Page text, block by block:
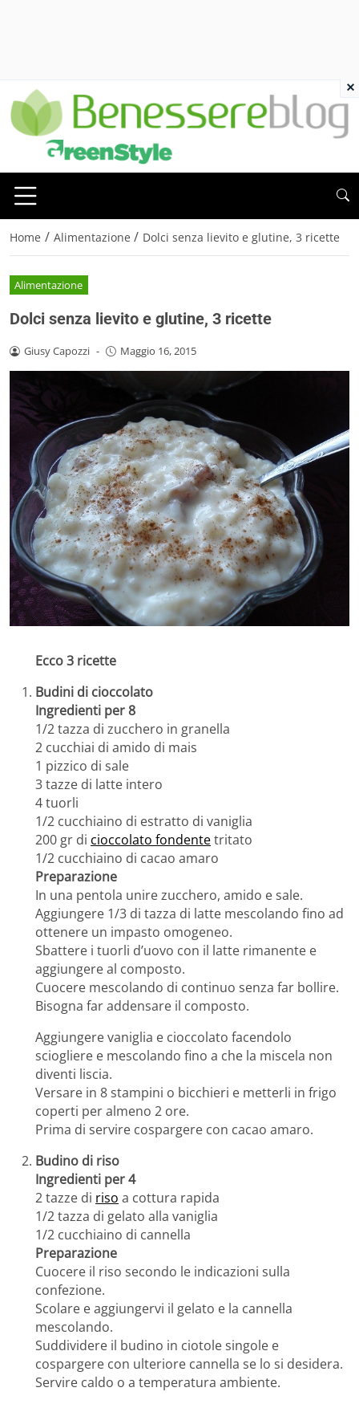
Home / Alimentazione / Dolci senza lievito e glutine, 3 ricette
Alimentazione
Dolci senza lievito e glutine, 3 ricette
Giusy Capozzi - Maggio 16, 2015
Ecco 3 ricette
Budini di cioccolato
Ingredienti per 8
1/2 tazza di zucchero in granella
2 cucchiai di amido di mais
1 pizzico di sale
3 tazze di latte intero
4 tuorli
1/2 cucchiaino di estratto di vaniglia
200 gr di cioccolato fondentetritato
1/2 cucchiaino di cacao amaro
Preparazione
In una pentola unire zucchero, amido e sale.
Aggiungere 1/3 di tazza di latte mescolando fino ad
ottenere un impasto omogeneo.
Sbattere i tuorli d’uovo con il latte rimanente e
aggiungere al composto.
Cuocere mescolando di continuo senza far bollire.
Bisogna far addensare il composto.
Aggiungere vaniglia e cioccolato facendolo
sciogliere e mescolando fino a che la miscela non
diventi liscia.
Versare in 8 stampini o bicchieri e metterli in frigo
coperti per almeno 2 ore.
Prima di servire cospargere con cacao amaro.
Budino di riso
Ingredienti per 4
2 tazze di riso a cottura rapida
1/2 tazza di gelato alla vaniglia
1/2 cucchiaino di cannella
Preparazione
Cuocere il riso secondo le indicazioni sulla
confezione.
Scolare e aggiungervi il gelato e la cannella
mescolando.
Suddividere il budino in ciotole singole e
cospargere con ulteriore cannella se lo si desidera.
Servire caldo o a temperatura ambiente.
×